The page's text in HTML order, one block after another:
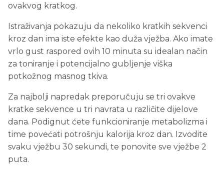
ovakvog kratkog.
Istraživanja pokazuju da nekoliko kratkih sekvenci
kroz dan ima iste efekte kao duža vježba. Ako imate
vrlo gust raspored ovih 10 minuta su idealan način
za toniranje i potencijalno gubljenje viška
potkožnog masnog tkiva.
Za najbolji napredak preporučuju se tri ovakve
kratke sekvence u tri navrata u različite dijelove
dana. Podignut ćete funkcioniranje metabolizma i
time povećati potrošnju kalorija kroz dan. Izvodite
svaku vježbu 30 sekundi, te ponovite sve vježbe 2
puta.